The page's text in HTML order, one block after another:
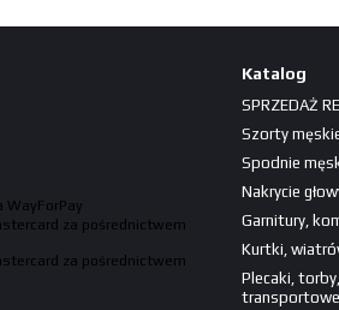
Katalog
SPRZEDAŻ
Szorty
Spodnie
Nakrycie
Garnitury,
Kurtki,
Plecaki,
transportowe